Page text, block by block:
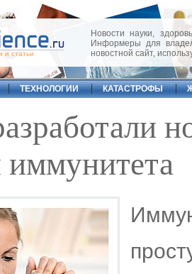
и статьи
Новости науки,
Информеры для
новостной сайт,
ТЕХНОЛОГИИ КАТАСТРОФЫ
иммунитета